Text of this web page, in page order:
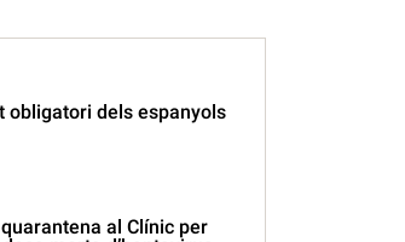
obligatori dels espanyols
al Clínic per